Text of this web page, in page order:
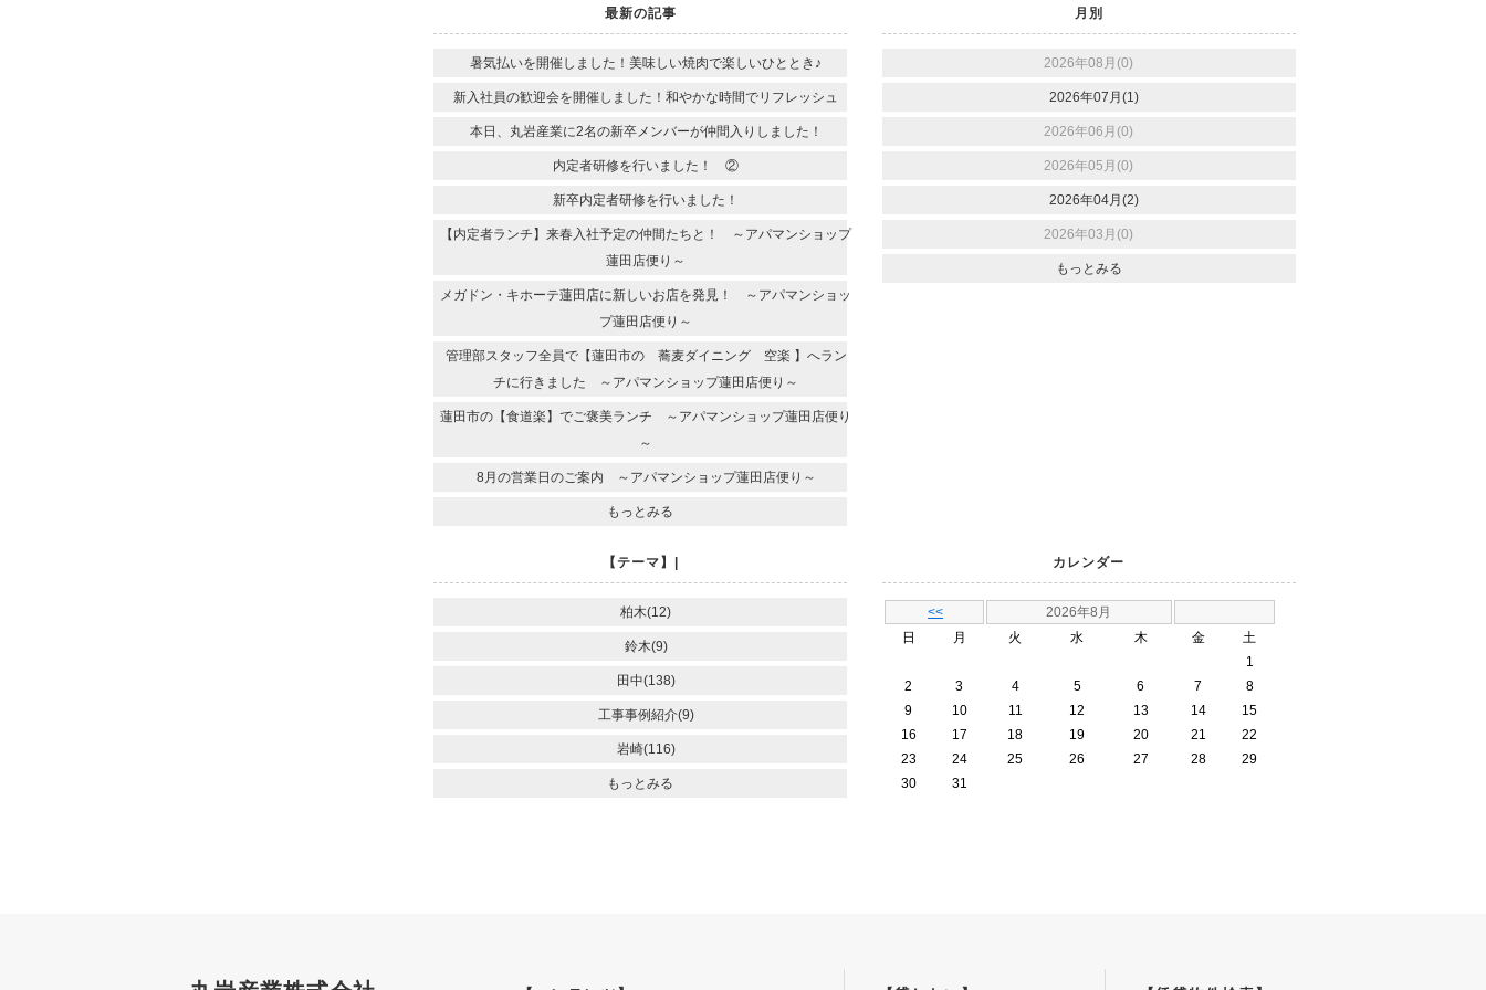
最新の記事
暑気払いを開催しました！美味しい焼肉で楽しいひととき♪
新入社員の歓迎会を開催しました！和やかな時間でリフレッシュ
本日、丸岩産業に2名の新卒メンバーが仲間入りしました！
内定者研修を行いました！ ②
新卒内定者研修を行いました！
【内定者ランチ】来春入社予定の仲間たちと！ ～アパマンショップ
蓮田店便り～
メガドン・キホーテ蓮田店に新しいお店を発見！ ～アパマンショッ
プ蓮田店便り～
管理部スタッフ全員で【蓮田市の 蕎麦ダイニング 空楽 】へラン
チに行きました ～アパマンショップ蓮田店便り～
蓮田市の【食道楽】でご褒美ランチ ～アパマンショップ蓮田店便り
～
8月の営業日のご案内 ～アパマンショップ蓮田店便り～
もっとみる
月別
2026年08月(0)
2026年07月(1)
2026年06月(0)
2026年05月(0)
2026年04月(2)
2026年03月(0)
もっとみる
【テーマ】|
柏木(12)
鈴木(9)
田中(138)
工事事例紹介(9)
岩崎(116)
もっとみる
カレンダー
<<
2026年8月
日
月 火 水 木 金
土
1
2
3 4 5 6 7
8
9
10 11 12 13 14
15
16
17 18 19 20 21
22
23
24 25 26 27 28
29
30
31